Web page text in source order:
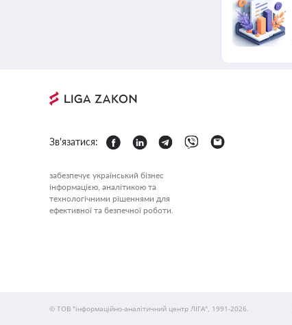
Зв'язатися:
забезпечує український бізнес
інформацією, аналітикою та
технологічними рішеннями для
ефективної та безпечної роботи.
© ТОВ "інформаційно-аналітичний центр ЛІГА", 1991-2026.